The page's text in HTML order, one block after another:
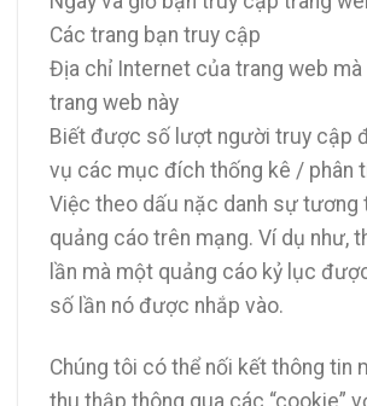
Các trang bạn truy cập
Địa chỉ Internet của trang web
trang web này
Biết được số lượt người truy cập
vụ các mục đích thống kê / phân
Việc theo dấu nặc danh sự tương
quảng cáo trên mạng. Ví dụ như,
lần mà một quảng cáo kỷ lục
số lần nó được nhắp vào.
Chúng tôi có thể nối kết thông tin
thu thập thông qua các “cookie”